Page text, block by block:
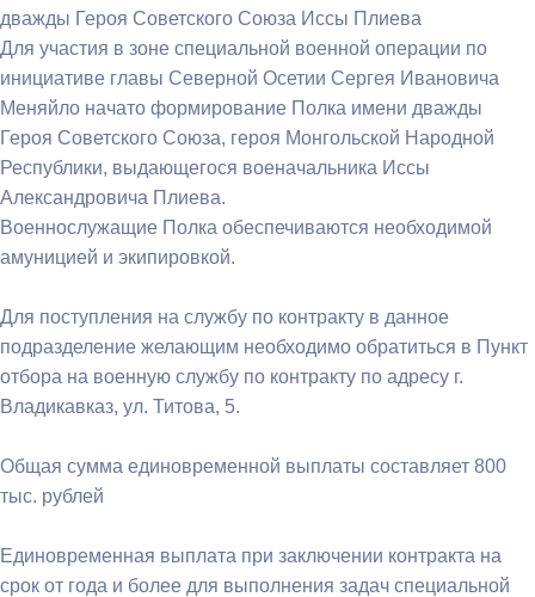
дважды Героя Советского Союза Иссы Плиева
Для участия в зоне специальной военной операции по
инициативе главы Северной Осетии Сергея Ивановича
Меняйло начато формирование Полка имени дважды
Героя Советского Союза, героя Монгольской Народной
Республики, выдающегося военачальника Иссы
Александровича Плиева.
Военнослужащие Полка обеспечиваются необходимой
амуницией и экипировкой.
Для поступления на службу по контракту в данное
подразделение желающим необходимо обратиться в Пункт
отбора на военную службу по контракту по адресу г.
Владикавказ, ул. Титова, 5.
Общая сумма единовременной выплаты составляет 800
тыс. рублей
Единовременная выплата при заключении контракта на
срок от года и более для выполнения задач специальной